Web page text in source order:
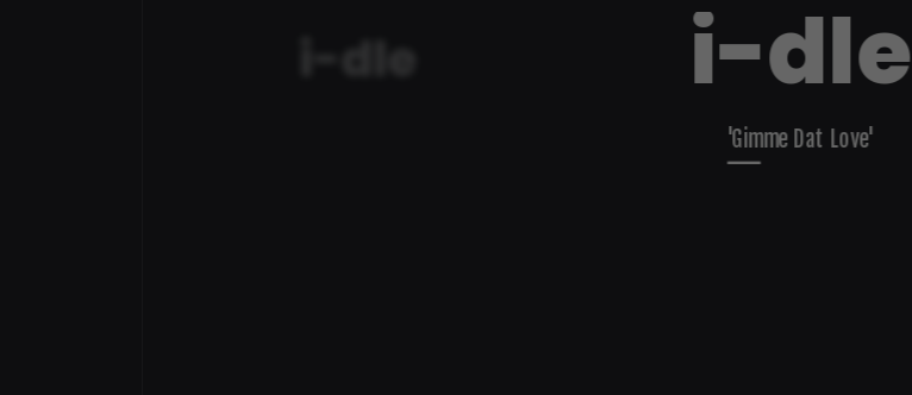
i-dle i-dle
'Gimme Dat Love'